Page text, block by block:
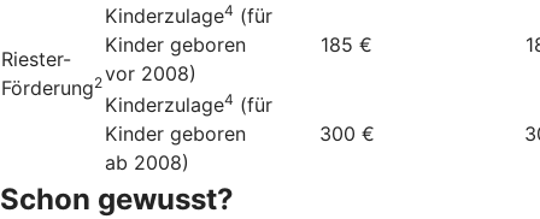
Riester-
Förderung2
Kinderzulage4 (für
Kinder geboren
vor 2008)
185 €
Kinderzulage4 (für
Kinder geboren
ab 2008)
300 €
Schon gewusst?